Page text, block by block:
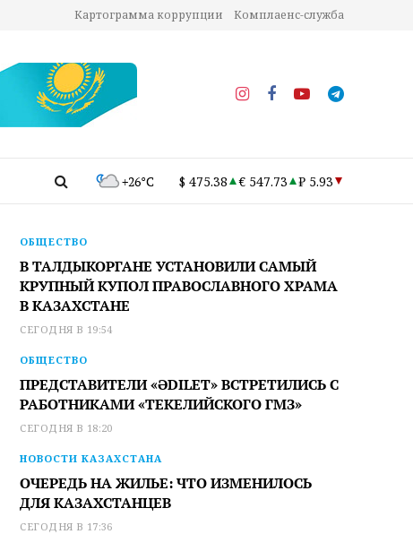
Картограмма коррупции Комплаенс-служба
+26°C $ 475.38 € 547.73 ₽ 5.93
ОБЩЕСТВО
В ТАЛДЫКОРГАНЕ УСТАНОВИЛИ САМЫЙ
КРУПНЫЙ КУПОЛ ПРАВОСЛАВНОГО ХРАМА
В КАЗАХСТАНЕ
СЕГОДНЯ В 19:54
ОБЩЕСТВО
ПРЕДСТАВИТЕЛИ «ӘDILET» ВСТРЕТИЛИСЬ С
РАБОТНИКАМИ «ТЕКЕЛИЙСКОГО ГМЗ»
СЕГОДНЯ В 18:20
НОВОСТИ КАЗАХСТАНА
ОЧЕРЕДЬ НА ЖИЛЬЕ: ЧТО ИЗМЕНИЛОСЬ
ДЛЯ КАЗАХСТАНЦЕВ
СЕГОДНЯ В 17:36